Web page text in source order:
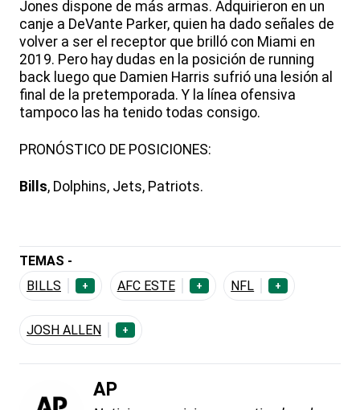
Jones dispone de más armas. Adquirieron en un
canje a DeVante Parker, quien ha dado señales de
volver a ser el receptor que brilló con Miami en
2019. Pero hay dudas en la posición de running
back luego que Damien Harris sufrió una lesión al
final de la pretemporada. Y la línea ofensiva
tampoco las ha tenido todas consigo.
PRONÓSTICO DE POSICIONES:
Bills, Dolphins, Jets, Patriots.
TEMAS -
BILLS
+ AFC ESTE + NFL +
JOSH ALLEN +
AP